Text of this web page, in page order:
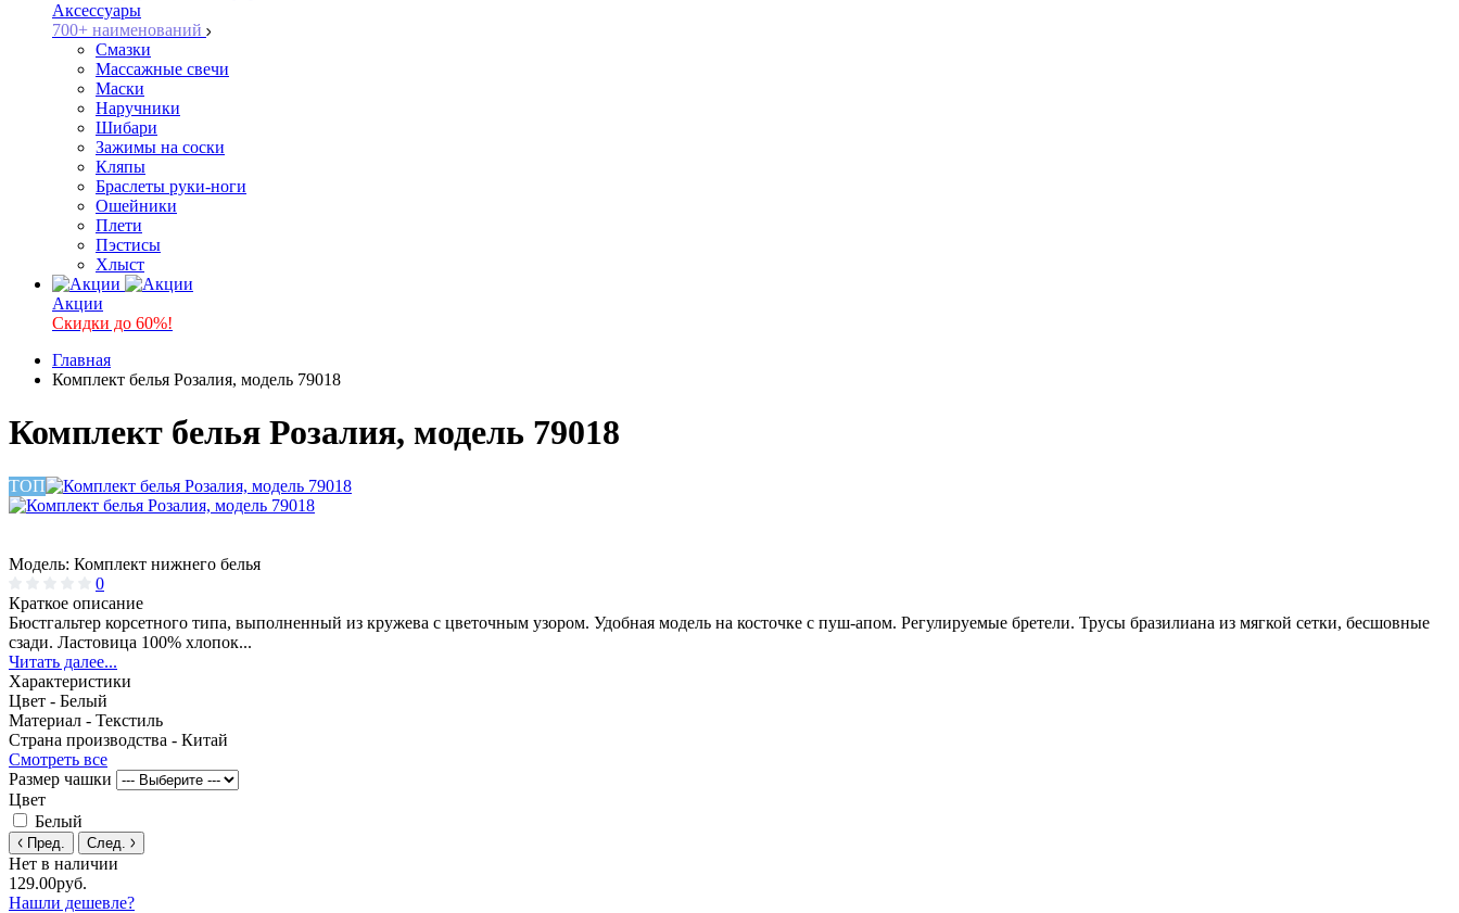
Аксессуары
700+ наименований
Смазки
Массажные свечи
Маски
Наручники
Шибари
Зажимы на соски
Кляпы
Браслеты руки-ноги
Ошейники
Плети
Пэстисы
Хлыст
Акции
Скидки до 60%!
Главная
Комплект белья Розалия, модель 79018
Комплект белья Розалия, модель 79018
ТОП
Модель: Комплект нижнего белья
0
Краткое описание
Бюстгальтер корсетного типа, выполненный из кружева с цветочным узором. Удобная модель на косточке с пуш-апом. Регулируемые бретели. Трусы бразилиана из мягкой сетки, бесшовные
сзади. Ластовица 100% хлопок...
Читать далее...
Характеристики
Цвет - Белый
Материал - Текстиль
Страна производства - Китай
Смотреть все
Размер чашки
Цвет
Белый
Пред. След.
Нет в наличии
129.00руб.
Нашли дешевле?